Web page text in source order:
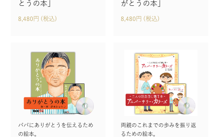
とうの本」
8,480円 (税込)
がとうの本」
8,480円 (税込)
パパにありがとうを伝えるため
の絵本。
両親のこれまでの歩みを振り返
るための絵本。